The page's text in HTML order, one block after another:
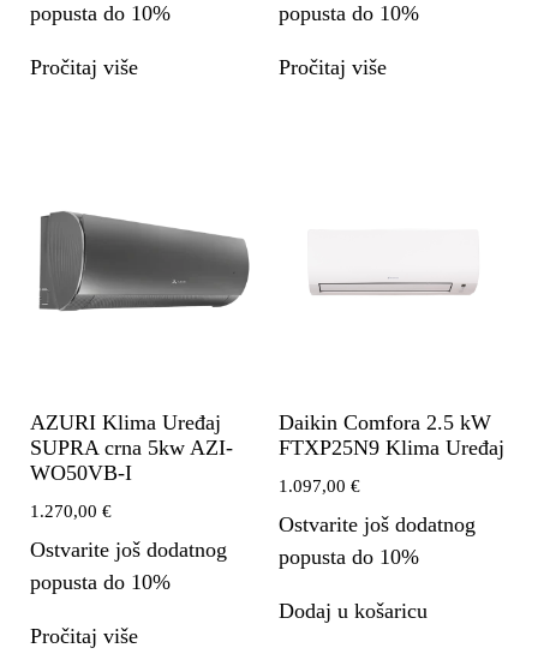
popusta do 10%
Pročitaj više
popusta do 10%
Pročitaj više
AZURI Klima Uređaj
SUPRA crna 5kw AZI-
WO50VB-I
1.270,00 €
Ostvarite još dodatnog
popusta do 10%
Pročitaj više
Daikin Comfora 2.5 kW
FTXP25N9 Klima Uređaj
1.097,00 €
Ostvarite još dodatnog
popusta do 10%
Dodaj u košaricu